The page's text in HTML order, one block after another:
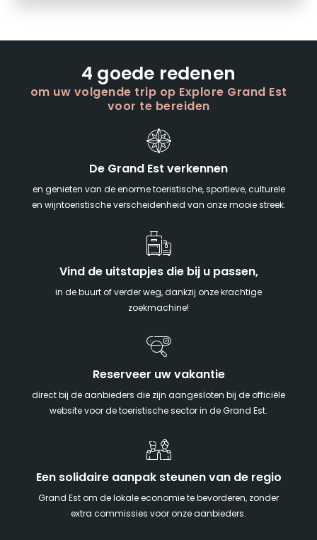
4 goede redenen
om uw volgende trip op Explore Grand Est
voor te bereiden
De Grand Est verkennen
en genieten van de enorme toeristische, sportieve, culturele
en wijntoeristische verscheidenheid van onze mooie streek.
Vind de uitstapjes die bij u passen,
in de buurt of verder weg, dankzij onze krachtige
zoekmachine!
Reserveer uw vakantie
direct bij de aanbieders die zijn aangesloten bij de officiële
website voor de toeristische sector in de Grand Est.
Een solidaire aanpak steunen van de regio
Grand Est om de lokale economie te bevorderen, zonder
extra commissies voor onze aanbieders.